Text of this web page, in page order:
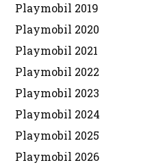
Playmobil 2019
Playmobil 2020
Playmobil 2021
Playmobil 2022
Playmobil 2023
Playmobil 2024
Playmobil 2025
Playmobil 2026